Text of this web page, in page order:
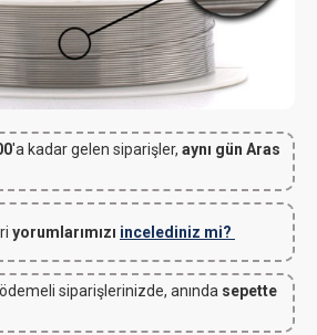
'a kadar gelen siparişler, aynı gün Aras
yorumlarımızı incelediniz mi?
ödemeli siparişlerinizde, anında sepette